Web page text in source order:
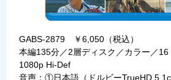
GABS-2879 ￥6,050（税込）
本編135分／2層ディスク／カラー／16
1080p Hi-Def
音声：①日本語（ドルビーTrueHD